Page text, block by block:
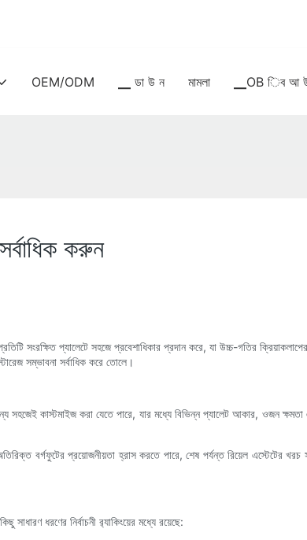
OEM/ODM ▁ ডা উ ন মামলা ▁OB িব আ
করুন
সংরক্ষিত প্যালেটে সহজে প্রবেশাধিকার প্রদান করে, যা উচ্চ-গতির
সম্ভাবনা সর্বাধিক করে তোলে।
সহজেই কাস্টমাইজ করা যেতে পারে, যার মধ্যে বিভিন্ন প্যালেট আকার, ওজন
বর্গফুটের প্রয়োজনীয়তা হ্রাস করতে পারে, শেষ পর্যন্ত রিয়েল এস্টেটের খরচ
সাধারণ ধরণের নির্বাচনী র‍্যাকিংয়ের মধ্যে রয়েছে: